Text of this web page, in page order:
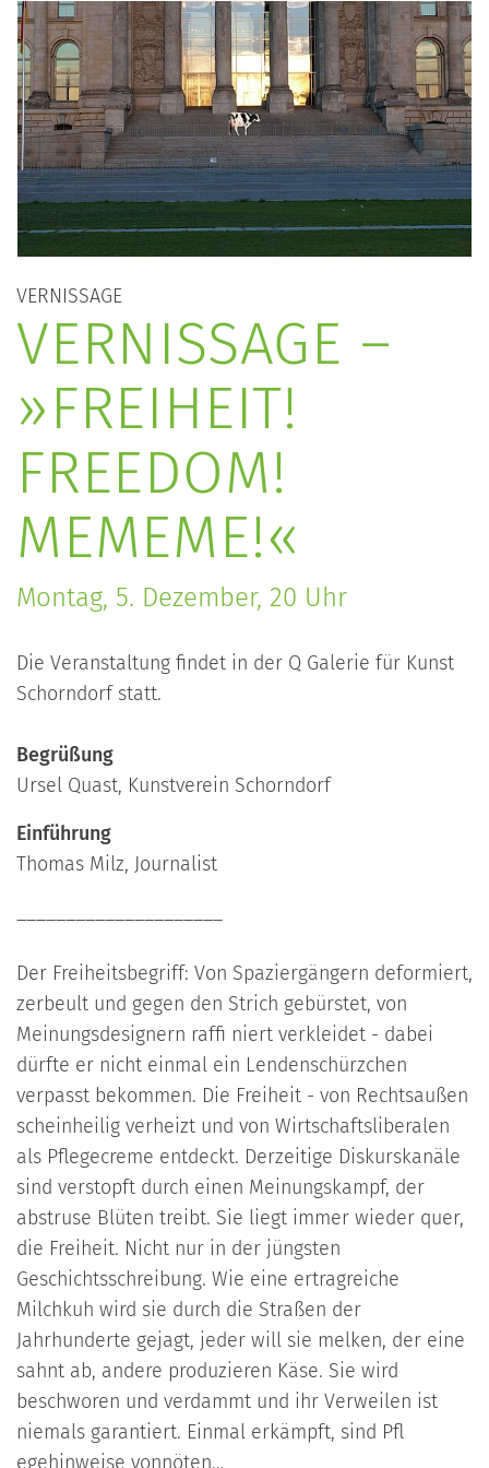
VERNISSAGE
VERNISSAGE –
»FREIHEIT!
FREEDOM!
MEMEME!«
Montag, 5. Dezember, 20 Uhr
Die Veranstaltung findet in der Q Galerie für Kunst
Schorndorf statt.
Begrüßung
Ursel Quast, Kunstverein Schorndorf
Einführung
Thomas Milz, Journalist
Der Freiheitsbegriff: Von Spaziergängern deformiert,
zerbeult und gegen den Strich gebürstet, von
Meinungsdesignern raffi niert verkleidet - dabei
dürfte er nicht einmal ein Lendenschürzchen
verpasst bekommen. Die Freiheit - von Rechtsaußen
scheinheilig verheizt und von Wirtschaftsliberalen
als Pflegecreme entdeckt. Derzeitige Diskurskanäle
sind verstopft durch einen Meinungskampf, der
abstruse Blüten treibt. Sie liegt immer wieder quer,
die Freiheit. Nicht nur in der jüngsten
Geschichtsschreibung. Wie eine ertragreiche
Milchkuh wird sie durch die Straßen der
Jahrhunderte gejagt, jeder will sie melken, der eine
sahnt ab, andere produzieren Käse. Sie wird
beschworen und verdammt und ihr Verweilen ist
niemals garantiert. Einmal erkämpft, sind Pfl
egehinweise vonnöten…